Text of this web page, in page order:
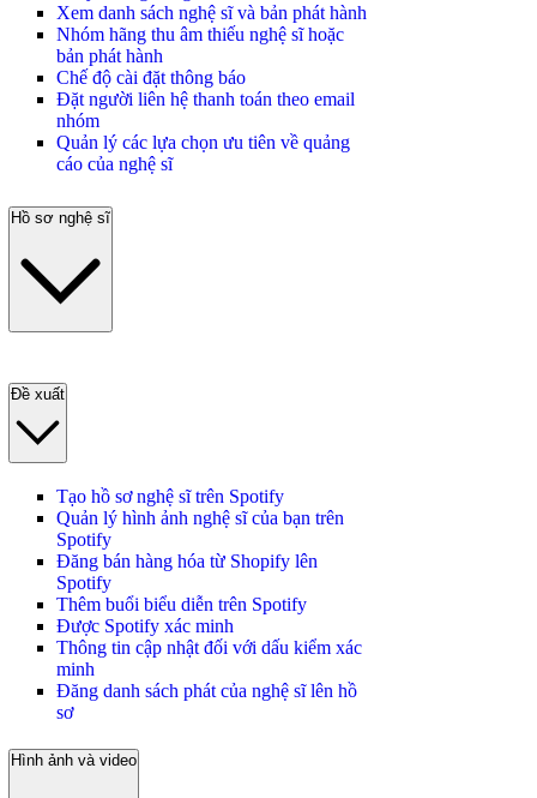
Xem danh sách nghệ sĩ và bản phát hành
Nhóm hãng thu âm thiếu nghệ sĩ hoặc
bản phát hành
Chế độ cài đặt thông báo
Đặt người liên hệ thanh toán theo email
nhóm
Quản lý các lựa chọn ưu tiên về quảng
cáo của nghệ sĩ
Hồ sơ nghệ sĩ
Đề xuất
Tạo hồ sơ nghệ sĩ trên Spotify
Quản lý hình ảnh nghệ sĩ của bạn trên
Spotify
Đăng bán hàng hóa từ Shopify lên
Spotify
Thêm buổi biểu diễn trên Spotify
Được Spotify xác minh
Thông tin cập nhật đối với dấu kiểm xác
minh
Đăng danh sách phát của nghệ sĩ lên hồ
sơ
Hình ảnh và video